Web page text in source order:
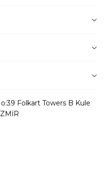
Folkart Towers B Kule